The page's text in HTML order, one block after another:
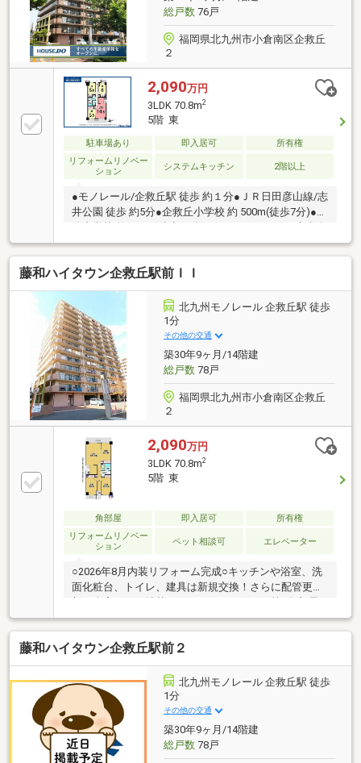
気軽にご連絡ください♪
総戸数76戸
福岡県北九州市小倉南区企救丘
２
2,090万円
3LDK 70.8m2
5階 東
駐車場あり 即入居可
所有権
リフォームリノベー
ション
システムキッチン 2階以上
●モノレール/企救丘駅 徒歩 約１分●ＪＲ日田彦山線/志
井公園 徒歩 約5分●企救丘小学校 約 500m(徒歩7分)●志
救丘駅前店 約 50m(徒歩1分)●マルショク企救丘店 約
180ｍ(約3分)
藤和ハイタウン企救丘駅前ＩＩ
北九州モノレール 企救丘駅 徒歩
1分
その他の交通
築30年9ヶ月/14階建
総戸数78戸
福岡県北九州市小倉南区企救丘
２
2,090万円
3LDK 70.8m2
5階 東
角部屋 即入居可
所有権
リフォームリノベー
ション
ペット相談可 エレベーター
○2026年8月内装リフォーム完成○キッチンや浴室、洗
面化粧台、トイレ、建具は新規交換！さらに配管更
ならではの２面バルコニー付きの３面採光で通風良好
です○ペット飼育相談可能です○キッチンは背面タイプ
です☆リビングのレイアウトを自由に楽しめますね○
モノレール企救丘駅までは徒歩１分の駅チカ！小倉中
心地へのアクセス良好です○コンビニが隣地にありま
す！買い忘れや深夜のお買い物にとっても便利
藤和ハイタウン企救丘駅前２
北九州モノレール 企救丘駅 徒歩
1分
その他の交通
築30年9ヶ月/14階建
総戸数78戸